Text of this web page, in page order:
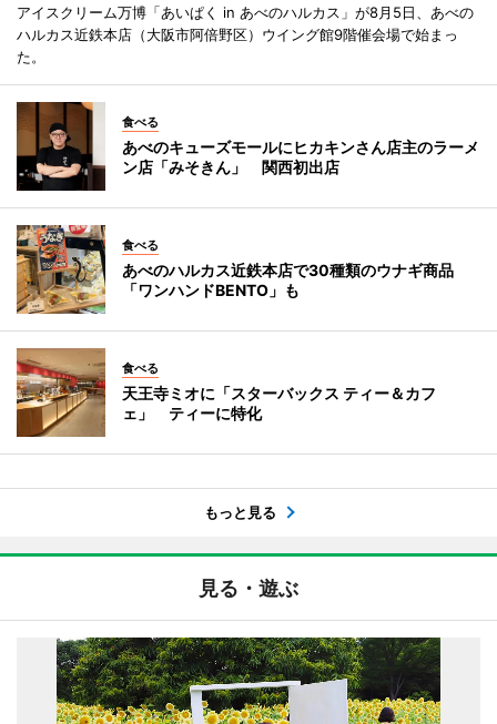
アイスクリーム万博「あいぱく in あべのハルカス」が8月5日、あべの
ハルカス近鉄本店（大阪市阿倍野区）ウイング館9階催会場で始まっ
た。
食べる
あべのキューズモールにヒカキンさん店主のラーメ
ン店「みそきん」 関西初出店
食べる
あべのハルカス近鉄本店で30種類のウナギ商品
「ワンハンドBENTO」も
食べる
天王寺ミオに「スターバックス ティー＆カフ
ェ」 ティーに特化
もっと見る
見る・遊ぶ